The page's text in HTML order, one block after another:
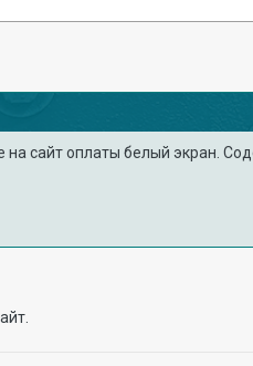
на сайт оплаты белый экран.